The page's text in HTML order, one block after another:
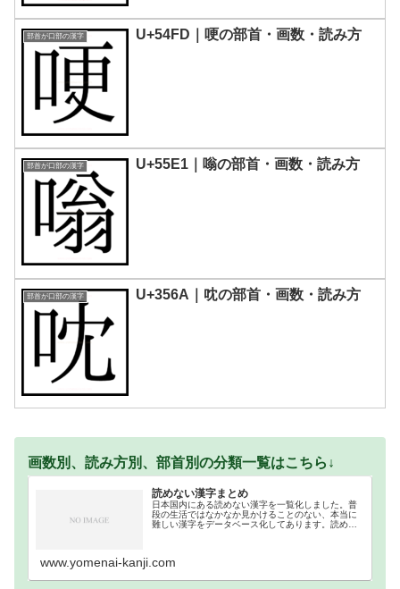
部首が口部の漢字 U+54FD｜哽の部首・画数・読み方
部首が口部の漢字 U+55E1｜嗡の部首・画数・読み方
部首が口部の漢字 U+356A｜㕪の部首・画数・読み方
画数別、読み方別、部首別の分類一覧はこちら↓
読めない漢字まとめ
日本国内にある読めない漢字を一覧化しました。普
段の生活ではなかなか見かけることのない、本当に
難しい漢字をデータベース化してあります。読めな
www.yomenai-kanji.com